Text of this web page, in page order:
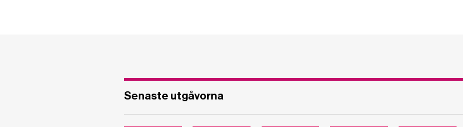
Senaste utgåvorna